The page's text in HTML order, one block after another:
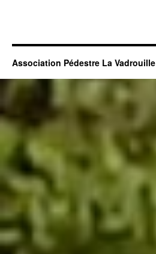
Association Pédestre La Vadrouille